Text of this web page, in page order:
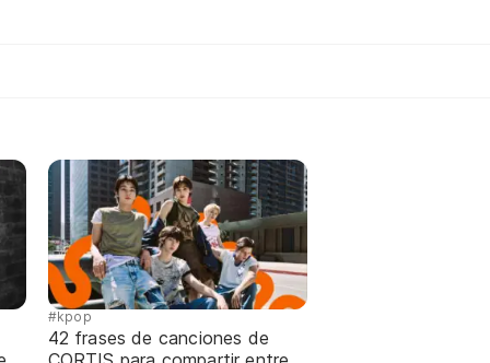
#kpop
42 frases de canciones de